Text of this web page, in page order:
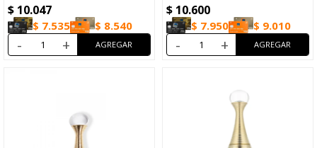
$ 10.047
$ 7.535 $ 8.540
- +
$ 10.600
$ 7.950 $ 9.010
- +